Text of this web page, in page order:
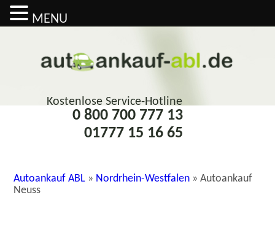
Kostenlose Service-Hotline
0 800 700 777 13
01777 15 16 65
Autoankauf ABL » Nordrhein-Westfalen »Autoankauf
Neuss
MENU